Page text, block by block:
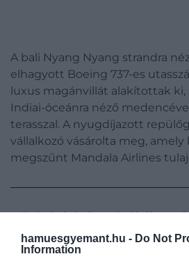
hamuesgyemant.hu - Do Not
Information
A bali Nyang Nyang strandra
elhagyott Boeing 737-es
luxus magánvillát alakítottak ki,
Indiai-óceánra néző
terasszal. A nyugdíjazott
vállalkozó vásárolta meg, amely
megszűnt Mandala Airlines
Ez is érdekelhet: 5 tökéletes